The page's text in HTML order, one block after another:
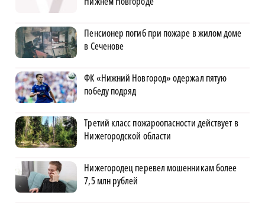
Пенсионер погиб при пожаре в жилом доме
в Сеченове
ФК «Нижний Новгород» одержал пятую
победу подряд
Третий класс пожароопасности действует в
Нижегородской области
Нижегородец перевел мошенникам более
7,5 млн рублей